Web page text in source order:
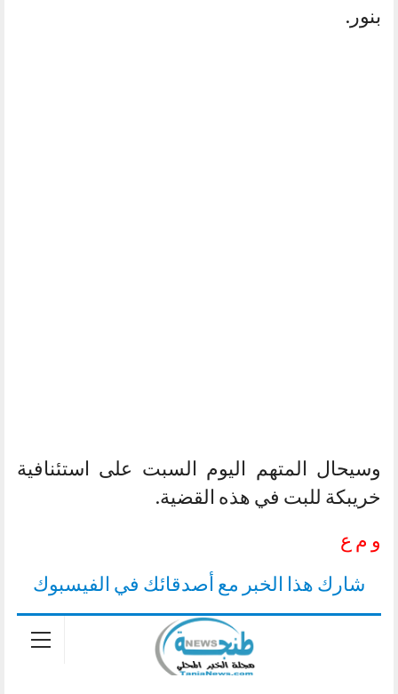
بنور.
وسيحال المتهم اليوم السبت على استئنافية
خريبكة للبت في هذه القضية.
و م ع
شارك هذا الخبر مع أصدقائك في الفيسبوك